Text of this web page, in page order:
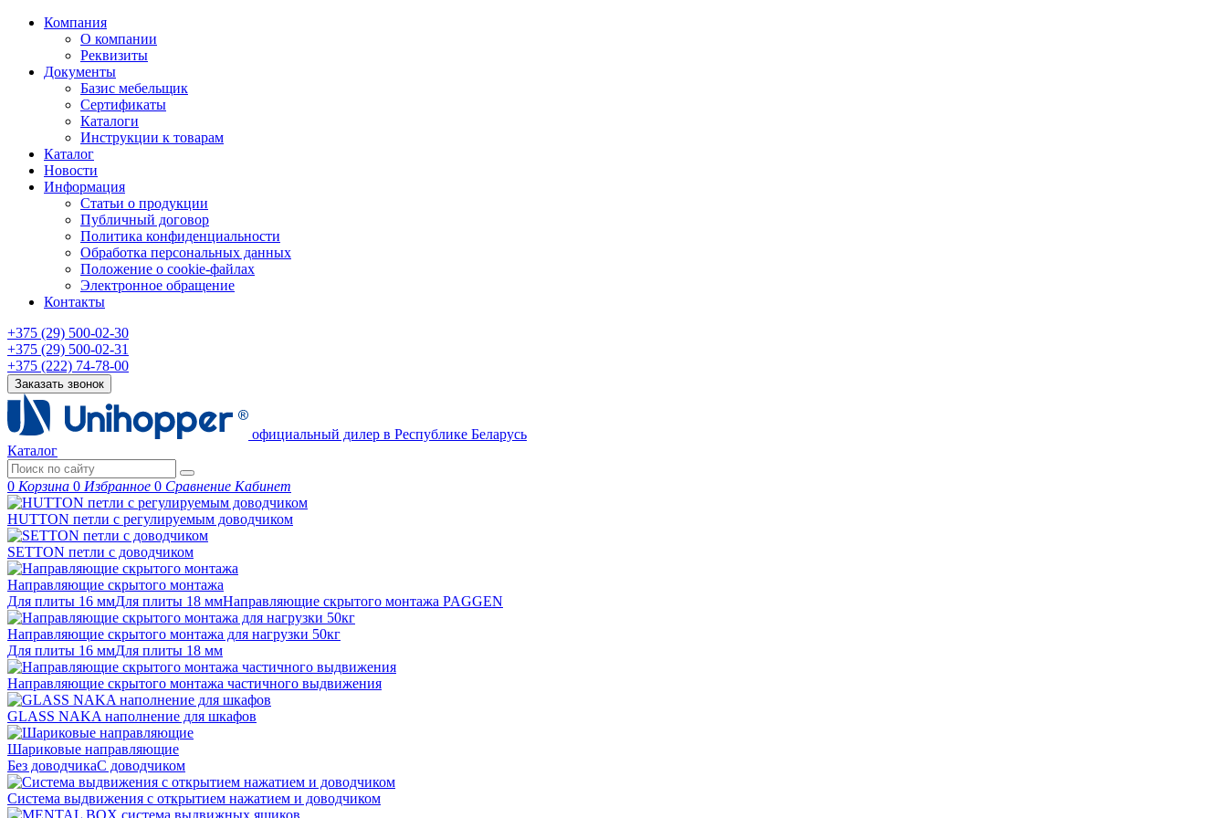
Компания
О компании
Реквизиты
Документы
Базис мебельщик
Сертификаты
Каталоги
Инструкции к товарам
Каталог
Новости
Информация
Статьи о продукции
Публичный договор
Политика конфиденциальности
Обработка персональных данных
Положение о cookie-файлах
Электронное обращение
Контакты
+375 (29) 500-02-30
+375 (29) 500-02-31
+375 (222) 74-78-00
Заказать звонок
официальный дилер в Республике Беларусь
Каталог
0 Корзина 0 Избранное 0 Сравнение Кабинет
HUTTON петли с регулируемым доводчиком
SETTON петли с доводчиком
Направляющие скрытого монтажа
Для плиты 16 ммДля плиты 18 ммНаправляющие скрытого монтажа PAGGEN
Направляющие скрытого монтажа для нагрузки 50кг
Для плиты 16 ммДля плиты 18 мм
Направляющие скрытого монтажа частичного выдвижения
GLASS NAKA наполнение для шкафов
Шариковые направляющие
Без доводчикаС доводчиком
Система выдвижения с открытием нажатием и доводчиком